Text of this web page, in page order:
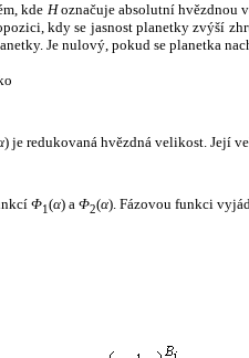
kde Hoznačuje absolutní hvězdnou
kdy se jasnost planetky zvýší
Je nulový, pokud se planetka
) je redukovaná hvězdná velikost. Její
Φ1(α) a Φ2(α). Fázovou funkci